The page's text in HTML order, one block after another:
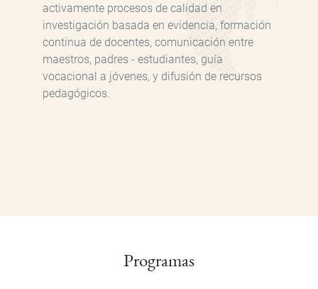
activamente procesos de calidad en
investigación basada en evidencia, formación
continua de docentes, comunicación entre
maestros, padres - estudiantes, guía
vocacional a jóvenes, y difusión de recursos
pedagógicos.
Programas